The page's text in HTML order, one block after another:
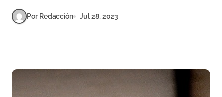
Por Redacción Jul 28, 2023